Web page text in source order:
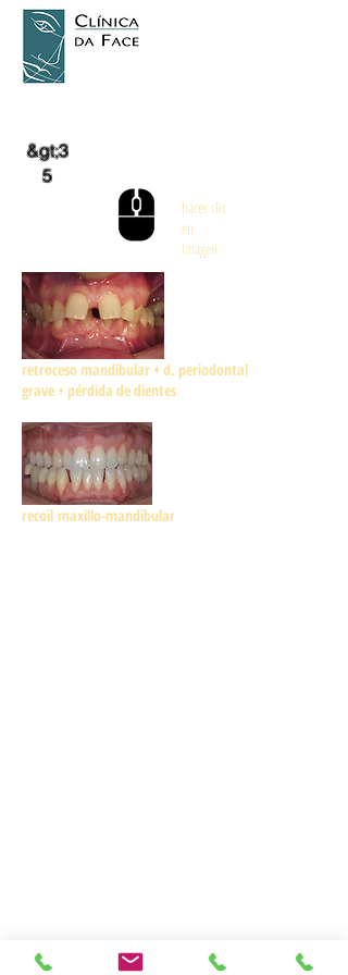
&gt;3
5
hacer clic
en
Imagen
retroceso mandibular + d. periodontal
grave + pérdida de dientes
recoil maxillo-mandibular